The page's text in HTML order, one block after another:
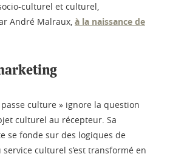
culturel et culturel,
André Malraux, à la naissance de
culture » ignore la question
culturel au récepteur. Sa
se fonde sur des logiques de
service culturel s’est transformé en